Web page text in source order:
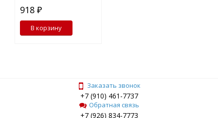
918 ₽
В корзину
Заказать звонок
+7 (910) 461-7737
Обратная связь
+7 (926) 834-7773